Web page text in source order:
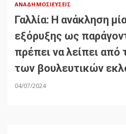
ΑΝΑΔΗΜΟΣΙΕΎΣΕΙΣ
Γαλλία: Η ανάκληση
εξόρυξης ως
πρέπει να λείπει από
των βουλευτικών
04/07/2024